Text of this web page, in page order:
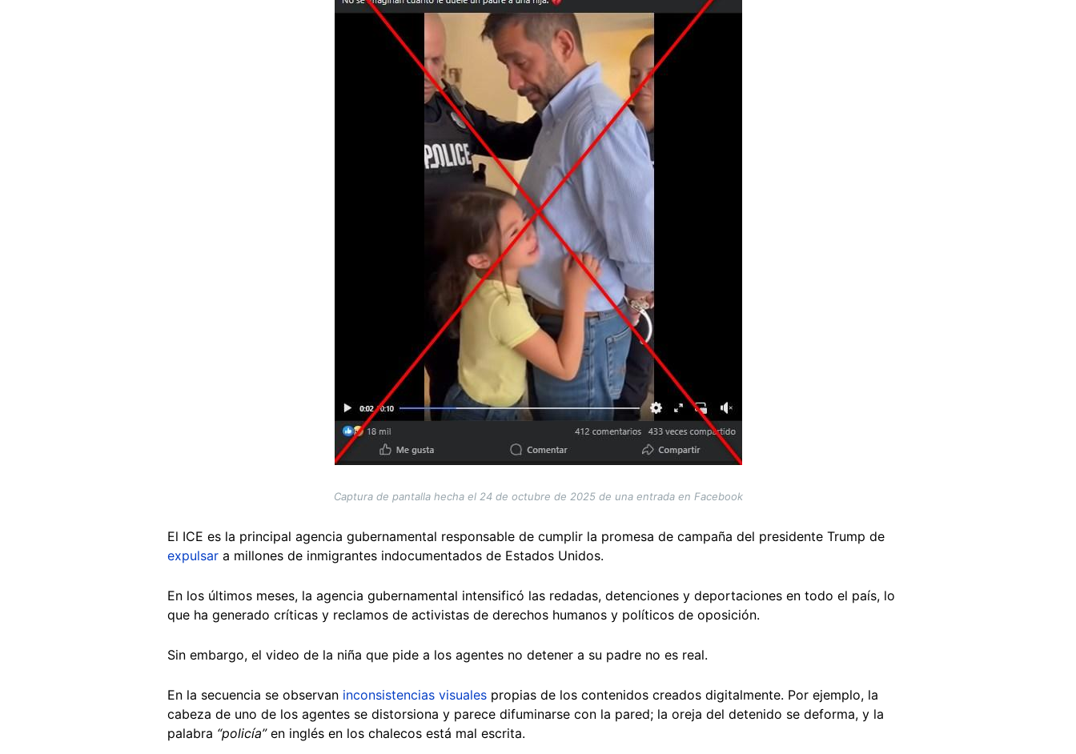
Captura de pantalla hecha el 24 de octubre de 2025 de una entrada en Facebook
El ICE es la principal agencia gubernamental responsable de cumplir la promesa de campaña del presidente Trump de
expulsar a millones de inmigrantes indocumentados de Estados Unidos.
En los últimos meses, la agencia gubernamental intensificó las redadas, detenciones y deportaciones en todo el país, lo
que ha generado críticas y reclamos de activistas de derechos humanos y políticos de oposición.
Sin embargo, el video de la niña que pide a los agentes no detener a su padre no es real.
En la secuencia se observan inconsistencias visuales propias de los contenidos creados digitalmente. Por ejemplo, la
cabeza de uno de los agentes se distorsiona y parece difuminarse con la pared; la oreja del detenido se deforma, y la
palabra “policía” en inglés en los chalecos está mal escrita.